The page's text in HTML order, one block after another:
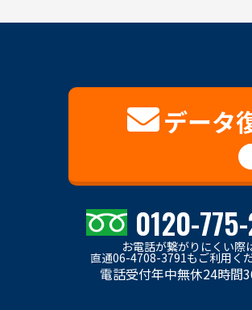
データ
0120-
お電話が繋がりにくい際
直通06-4708-3791もご利用くだ
電話受付年中無休24時間